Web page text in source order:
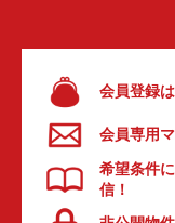
会員登録
会員専用
希望条件
信！